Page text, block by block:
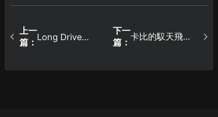
上一
篇：
Long Drive
及解決方法深度
下一
篇：
卡比的馭天飛行